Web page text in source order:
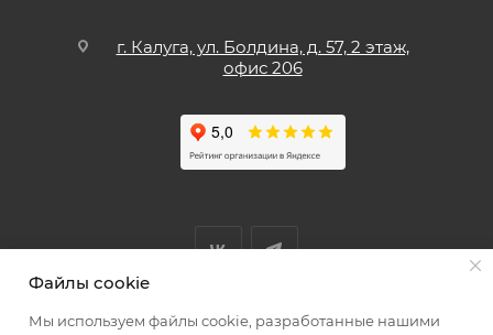
г. Калуга, ул. Болдина, д. 57, 2 этаж,
офис 206
Мы принимаем к оплате
Файлы cookie
Мы используем файлы cookie, разработанные нашими